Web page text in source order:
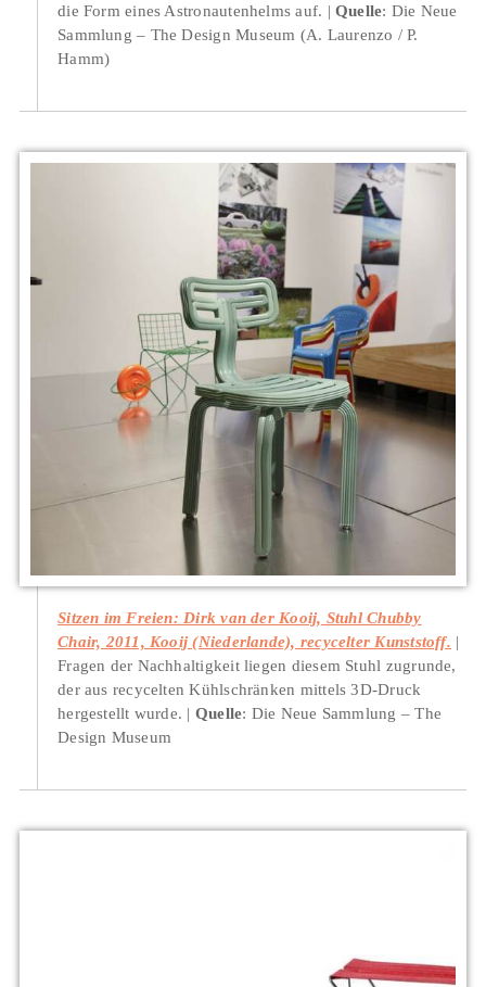
die Form eines Astronautenhelms auf.
Quelle: Die Neue
Sammlung – The Design Museum (A. Laurenzo / P.
Hamm)
Sitzen im Freien: Dirk van der Kooij, Stuhl Chubby
Chair, 2011, Kooij (Niederlande), recycelter Kunststoff.
Fragen der Nachhaltigkeit liegen diesem Stuhl zugrunde,
der aus recycelten Kühlschränken mittels 3D-Druck
hergestellt wurde.
Quelle: Die Neue Sammlung – The
Design Museum